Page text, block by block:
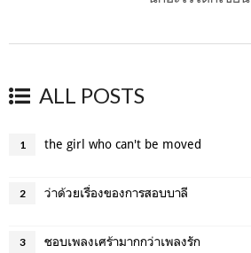
ALL POSTS
1 the girl who can't be moved
2 ว่าด้วยเรื่องของการสอบบาลี
3 ชอบเพลงเศร้ามากกว่าเพลงรัก